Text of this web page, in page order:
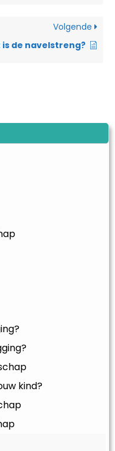
kind?
Volgende
is de navelstreng?